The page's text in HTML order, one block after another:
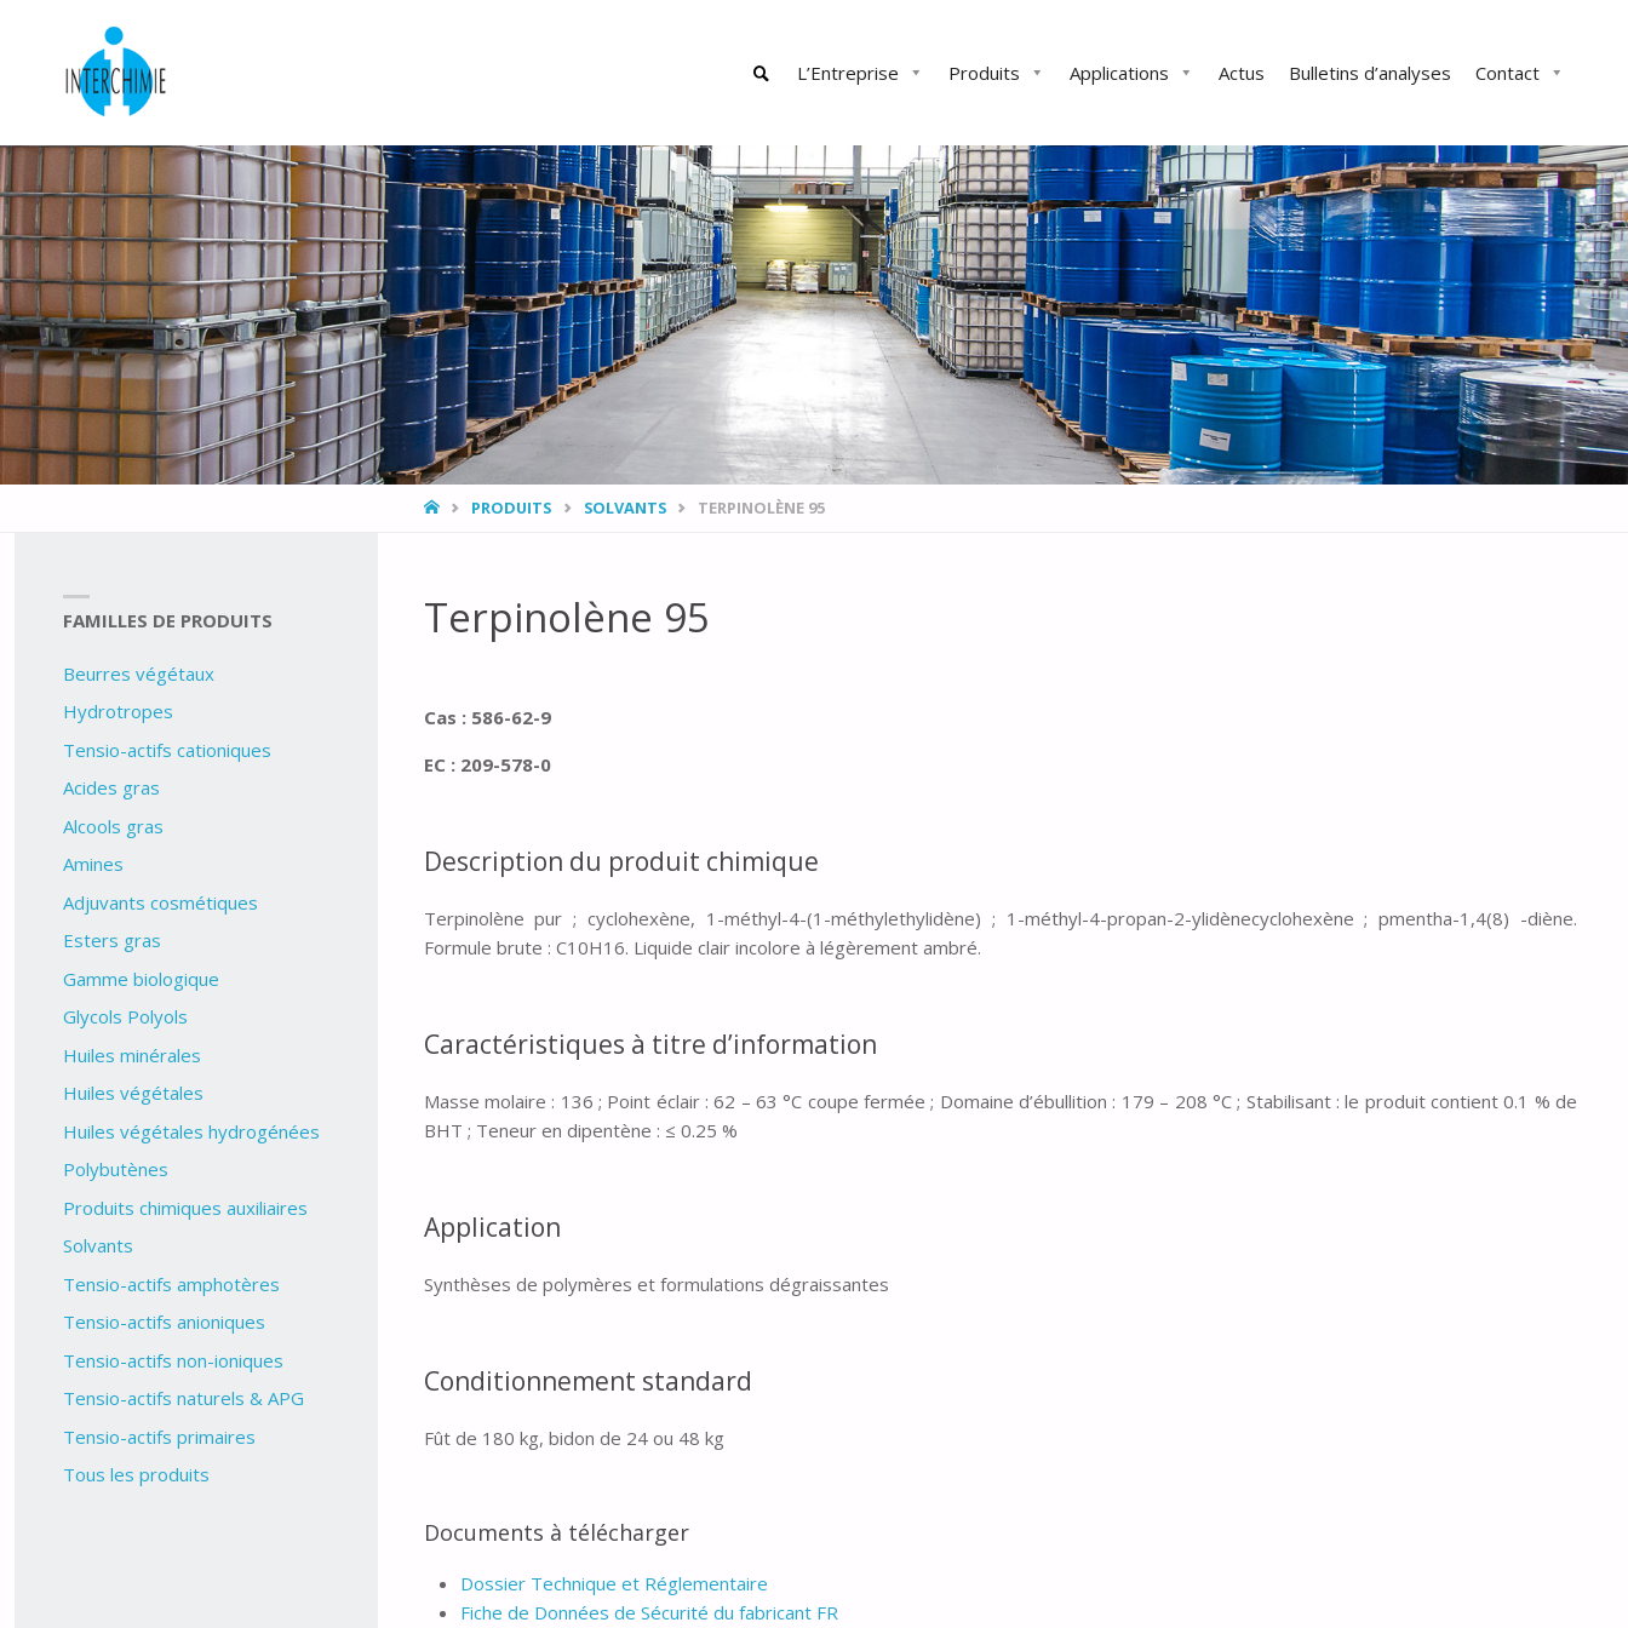
content
L’Entreprise Produits Applications Actus Bulletins d’analyses Contact
SEARCH
HOMEPRODUITS SOLVANTS TERPINOLÈNE 95
Terpinolène 95
Cas : 586-62-9
EC : 209-578-0
Description du produit chimique
Terpinolène pur ; cyclohexène, 1-méthyl-4-(1-méthylethylidène) ; 1-méthyl-4-propan-2-ylidènecyclohexène ; pmentha-1,4(8) -diène.
Formule brute : C10H16. Liquide clair incolore à légèrement ambré.
Caractéristiques à titre d’information
Masse molaire : 136 ; Point éclair : 62 – 63 °C coupe fermée ; Domaine d’ébullition : 179 – 208 °C ; Stabilisant : le produit contient 0.1 % de
BHT ; Teneur en dipentène : ≤ 0.25 %
Application
Synthèses de polymères et formulations dégraissantes
Conditionnement standard
Fût de 180 kg, bidon de 24 ou 48 kg
Documents à télécharger
Dossier Technique et Réglementaire
Fiche de Données de Sécurité du fabricant FR
FAMILLES DE PRODUITS
Beurres végétaux
Hydrotropes
Tensio-actifs cationiques
Acides gras
Alcools gras
Amines
Adjuvants cosmétiques
Esters gras
Gamme biologique
Glycols Polyols
Huiles minérales
Huiles végétales
Huiles végétales hydrogénées
Polybutènes
Produits chimiques auxiliaires
Solvants
Tensio-actifs amphotères
Tensio-actifs anioniques
Tensio-actifs non-ioniques
Tensio-actifs naturels & APG
Tensio-actifs primaires
Tous les produits